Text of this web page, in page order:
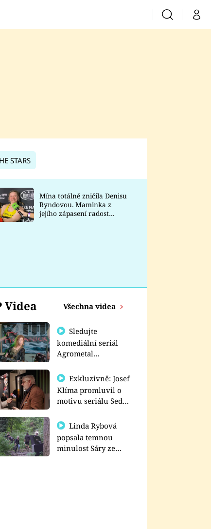
VyhledáváníMůj
Prima Lajk
Sledujte nás
STARS
Mína totálně zničila Denisu
Ryndovou. Maminka z
jejího zápasení radost
Videa Všechna videa
Sledujte
komediální seriál
Agrometal
prima+
Exkluzivně: Josef
Klíma promluvil o
motivu seriálu Sedm
Linda Rybová
popsala temnou
minulost Sáry ze